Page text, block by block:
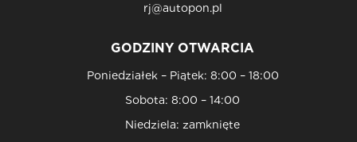
rj@autopon.pl
GODZINY OTWARCIA
Poniedziałek – Piątek: 8:00 – 18:00
Sobota: 8:00 – 14:00
Niedziela: zamknięte